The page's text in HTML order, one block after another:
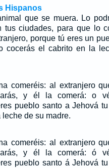
Hispanos
que se muera. Lo
tus ciudades, para que lo
porque tú eres un
cocerás el cabrito en la
comeréis: al extranjero
y él la comerá: o
pueblo santo a Jehová
de su madre.
comeréis: al extranjero
y él la comerá: ó
pueblo santo á Jehová